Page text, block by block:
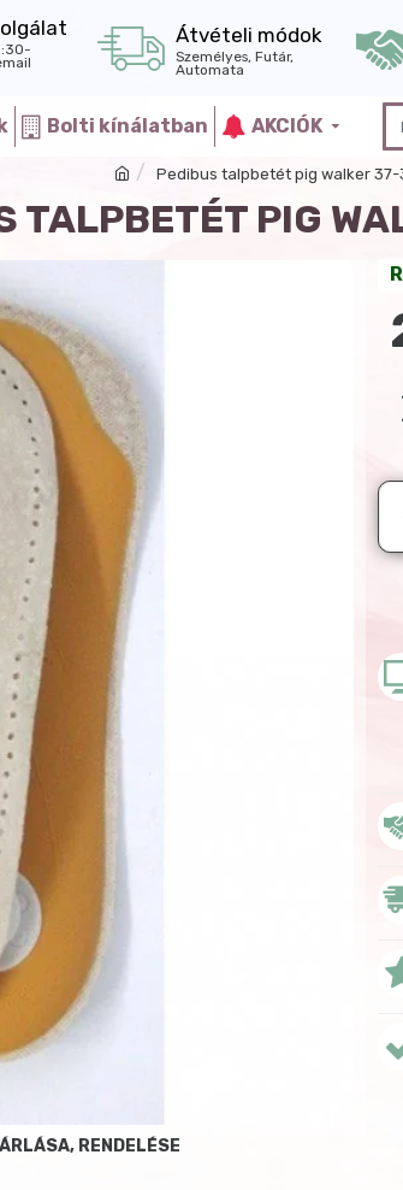
Átvételi módok
Személyes, Futár,
Automata
Bolti kínálatban AKCIÓK
Pedibus talpbetét pig walker 37-
TALPBETÉT PIG
RENDELÉSE